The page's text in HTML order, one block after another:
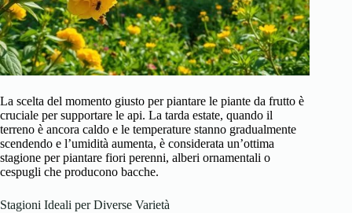
La scelta del momento giusto per piantare le piante da frutto è
cruciale per supportare le api. La tarda estate, quando il
terreno è ancora caldo e le temperature stanno gradualmente
scendendo e l’umidità aumenta, è considerata un’ottima
stagione per piantare fiori perenni, alberi ornamentali o
cespugli che producono bacche.
Stagioni Ideali per Diverse Varietà